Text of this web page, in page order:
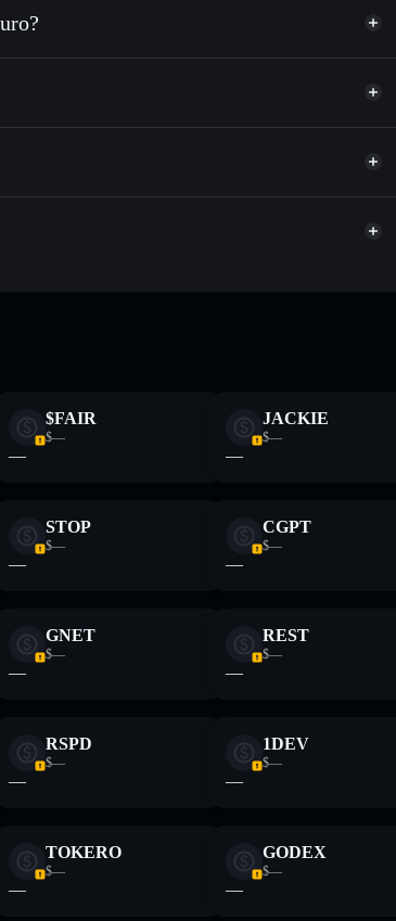
nel tempo
collegare pubblicamente i wallet usando
wallet non-custodial Solflare
Aggregatore di
$FAIR
$—
—
JACKIE
$—
—
STOP
$—
—
CGPT
$—
—
GNET
$—
—
REST
$—
—
RSPD
$—
—
1DEV
$—
—
TOKERO
$—
—
GODEX
$—
—